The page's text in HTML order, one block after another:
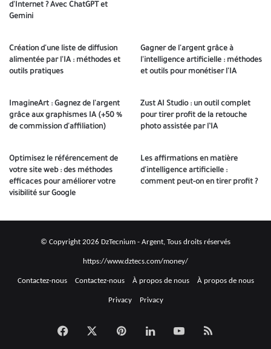
d'Internet ? Avec ChatGPT et
Gemini
Création d'une liste de diffusion
alimentée par l'IA : méthodes et
outils pratiques
Gagner de l'argent grâce à
l'intelligence artificielle : méthodes
et outils pour monétiser l'IA
ImagineArt : Gagnez de l'argent
grâce aux graphismes IA (+50 %
de commission d'affiliation)
Zust AI Studio : un outil complet
pour tirer profit de la retouche
photo assistée par l’IA
Optimisez le référencement de
votre site web : des méthodes
efficaces pour améliorer votre
visibilité sur Google
Les affirmations en matière
d'intelligence artificielle :
comment peut-on en tirer profit ?
© Copyright 2026 DzTecnium - Argent, Tous droits réservés
https://www.dztecs.com/money/
Contactez-nous Contactez-nous À propos de nous À propos de nous
Privacy Privacy
Facebook بينتيريستLinkedInYoutubeRésumé